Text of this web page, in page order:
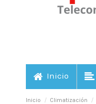
Inicio
Inicio Climatización